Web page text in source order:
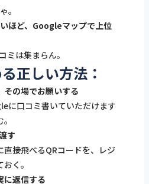
。
ほど、Googleマップで上位
ミは集まらん。
正しい方法：
その場でお願いする
に口コミ書いていただけます
す
直接飛べるQRコードを、レジ
く。
に返信する